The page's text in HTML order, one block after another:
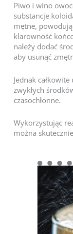
Piwo i wino
substancje
mętne,
klarowność
należy dodać
aby usunąć
Jednak
zwykłych
czasochłonne.
Wykorzystując
można